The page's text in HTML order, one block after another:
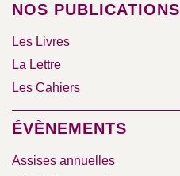
NOS PUBLICATIONS
Les Livres
La Lettre
Les Cahiers
ÉVÈNEMENTS
Assises annuelles